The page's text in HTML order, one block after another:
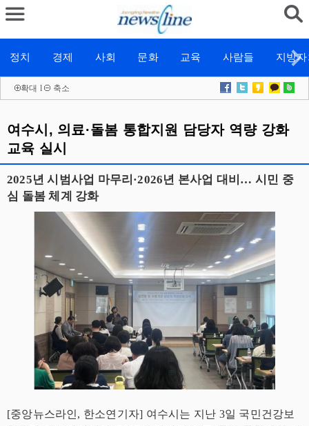
정치 경제 사회 문화 교육 사람들 지방
확대 l 축소
여수시, 의료·돌봄 통합지원 담당자 역량 강화
교육 실시
2025년 시범사업 마무리·2026년 본사업 대비… 시민 중
심 돌봄 체계 강화
[중앙뉴스라인, 한소연기자] 여수시는 지난 3일 국민건강보